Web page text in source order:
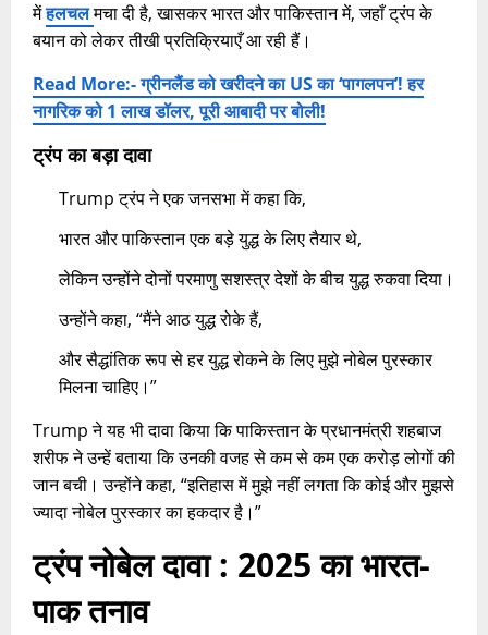
मेंहलचलमचा दी है, खासकर भारत और पाकिस्तान में, जहाँ ट्रंप के
बयान को लेकर तीखी प्रतिक्रियाएँ आ रही हैं।
Read More:- ग्रीनलैंड को खरीदने का US का ‘पागलपन’! हर
नागरिक को 1 लाख डॉलर, पूरी आबादी पर बोली!
ट्रंप का बड़ा दावा
Trump ट्रंप ने एक जनसभा में कहा कि,
भारत और पाकिस्तान एक बड़े युद्ध के लिए तैयार थे,
लेकिन उन्होंने दोनों परमाणु सशस्त्र देशों के बीच युद्ध रुकवा दिया।
उन्होंने कहा, “मैंने आठ युद्ध रोके हैं,
और सैद्धांतिक रूप से हर युद्ध रोकने के लिए मुझे नोबेल पुरस्कार
मिलना चाहिए।”
Trump ने यह भी दावा किया कि पाकिस्तान के प्रधानमंत्री शहबाज
शरीफ ने उन्हें बताया कि उनकी वजह से कम से कम एक करोड़ लोगों की
जान बची। उन्होंने कहा, “इतिहास में मुझे नहीं लगता कि कोई और मुझसे
ज्यादा नोबेल पुरस्कार का हकदार है।”​
ट्रंप नोबेल दावा : 2025 का भारत-
पाक तनाव